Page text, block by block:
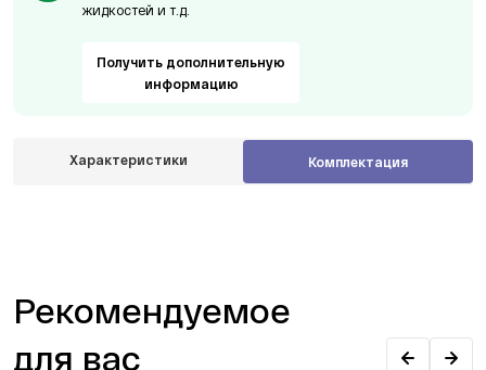
жидкостей и т.д.
Получить дополнительную
информацию
Характеристики Комплектация
Рекомендуемое
для вас